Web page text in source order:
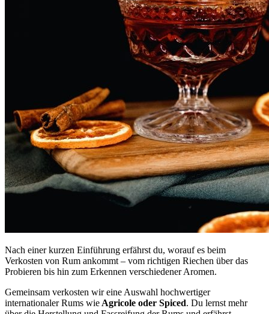
Nach einer kurzen Einführung erfährst du, worauf es beim
Verkosten von Rum ankommt – vom richtigen Riechen über das
Probieren bis hin zum Erkennen verschiedener Aromen.
Gemeinsam verkosten wir eine Auswahl hochwertiger
internationaler Rums wie Agricole oder Spiced. Du lernst mehr